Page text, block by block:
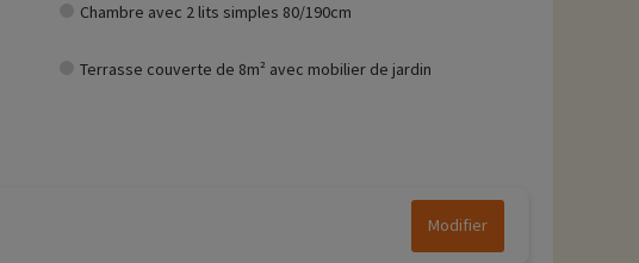
Chambre avec 2 lits simples 80/190cm
Terrasse couverte de 8m² avec mobilier de jardin
Modifier